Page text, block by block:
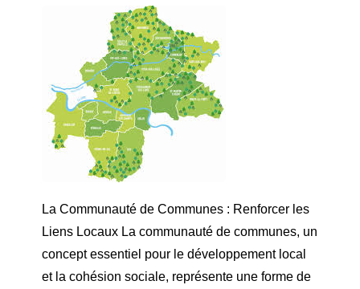
La Communauté de Communes : Renforcer les
Liens Locaux La communauté de communes, un
concept essentiel pour le développement local
et la cohésion sociale, représente une forme de